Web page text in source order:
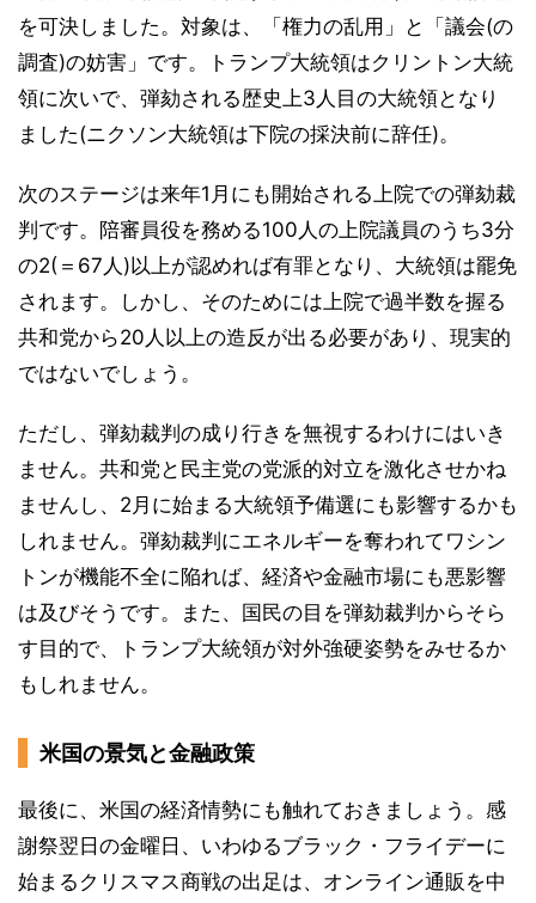
を可決しました。対象は、「権力の乱用」と「議会(の
調査)の妨害」です。トランプ大統領はクリントン大統
領に次いで、弾劾される歴史上3人目の大統領となり
ました(ニクソン大統領は下院の採決前に辞任)。
次のステージは来年1月にも開始される上院での弾劾裁
判です。陪審員役を務める100人の上院議員のうち3分
の2(＝67人)以上が認めれば有罪となり、大統領は罷免
されます。しかし、そのためには上院で過半数を握る
共和党から20人以上の造反が出る必要があり、現実的
ではないでしょう。
ただし、弾劾裁判の成り行きを無視するわけにはいき
ません。共和党と民主党の党派的対立を激化させかね
ませんし、2月に始まる大統領予備選にも影響するかも
しれません。弾劾裁判にエネルギーを奪われてワシン
トンが機能不全に陥れば、経済や金融市場にも悪影響
は及びそうです。また、国民の目を弾劾裁判からそら
す目的で、トランプ大統領が対外強硬姿勢をみせるか
もしれません。
米国の景気と金融政策
最後に、米国の経済情勢にも触れておきましょう。感
謝祭翌日の金曜日、いわゆるブラック・フライデーに
始まるクリスマス商戦の出足は、オンライン通販を中